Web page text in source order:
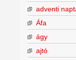
adventi
Áfa
ágy
ajtó